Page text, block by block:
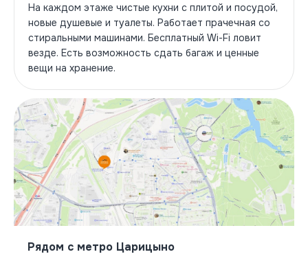
На каждом этаже чистые кухни с плитой и посудой,
новые душевые и туалеты. Работает прачечная со
стиральными машинами. Бесплатный Wi-Fi ловит
везде. Есть возможность сдать багаж и ценные
вещи на хранение.
Рядом с метро Царицыно